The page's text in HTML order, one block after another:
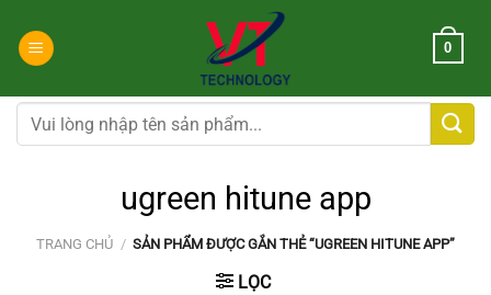
đến
dung
0
Tìm
kiếm:
ugreen hitune app
TRANG CHỦ / SẢN PHẨM ĐƯỢC GẮN THẺ “UGREEN HITUNE APP”
LỌC